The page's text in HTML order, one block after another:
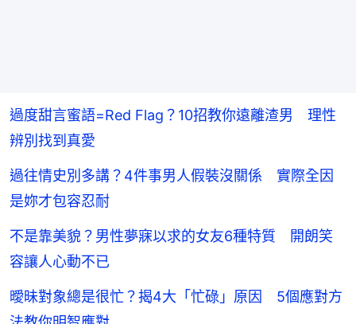
過度甜言蜜語=Red Flag？10招教你遠離渣男 理性
辨別找到真愛
過往情史別多講？4件事男人假裝沒關係 實際全因
是妳才包容忍耐
不是靠美貌？男性夢寐以求的女友6種特質 開朗笑
容讓人心動不已
曖昧對象總是很忙？揭4大「忙碌」原因 5個應對方